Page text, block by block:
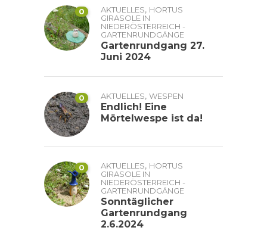
0 AKTUELLES, HORTUS
GIRASOLE IN
NIEDERÖSTERREICH -
GARTENRUNDGÄNGE
Gartenrundgang 27.
Juni 2024
0 AKTUELLES, WESPEN
Endlich! Eine
Mörtelwespe ist da!
0 AKTUELLES, HORTUS
GIRASOLE IN
NIEDERÖSTERREICH -
GARTENRUNDGÄNGE
Sonntäglicher
Gartenrundgang
2.6.2024